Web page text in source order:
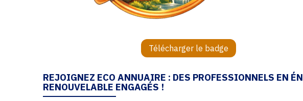
Télécharger le badge
REJOIGNEZ ECO ANNUAIRE : DES PROFESSIONNELS EN
RENOUVELABLE ENGAGÉS !